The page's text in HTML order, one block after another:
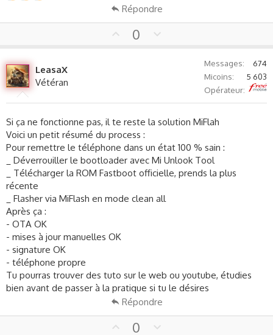
Répondre
e
0
o
e
LeasaX
Vétéran
Messages
674
Micoins
5 603
Opérateur
Si ça ne fonctionne pas, il te reste la solution MiFlah
Voici un petit résumé du process :
Pour remettre le téléphone dans un état 100 % sain :
_ Déverrouiller le bootloader avec Mi Unlook Tool
_ Télécharger la ROM Fastboot officielle, prends la plus
récente
_ Flasher via MiFlash en mode clean all
Après ça :
- OTA OK
- mises à jour manuelles OK
- signature OK
- téléphone propre
Tu pourras trouver des tuto sur le web ou youtube, étudies
bien avant de passer à la pratique si tu le désires
Répondre
0